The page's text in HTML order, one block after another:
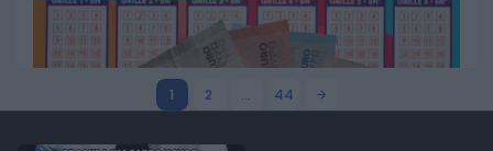
Combustíveis disparam na
segunda-feira com maior subida
desde março
1 2 … 44